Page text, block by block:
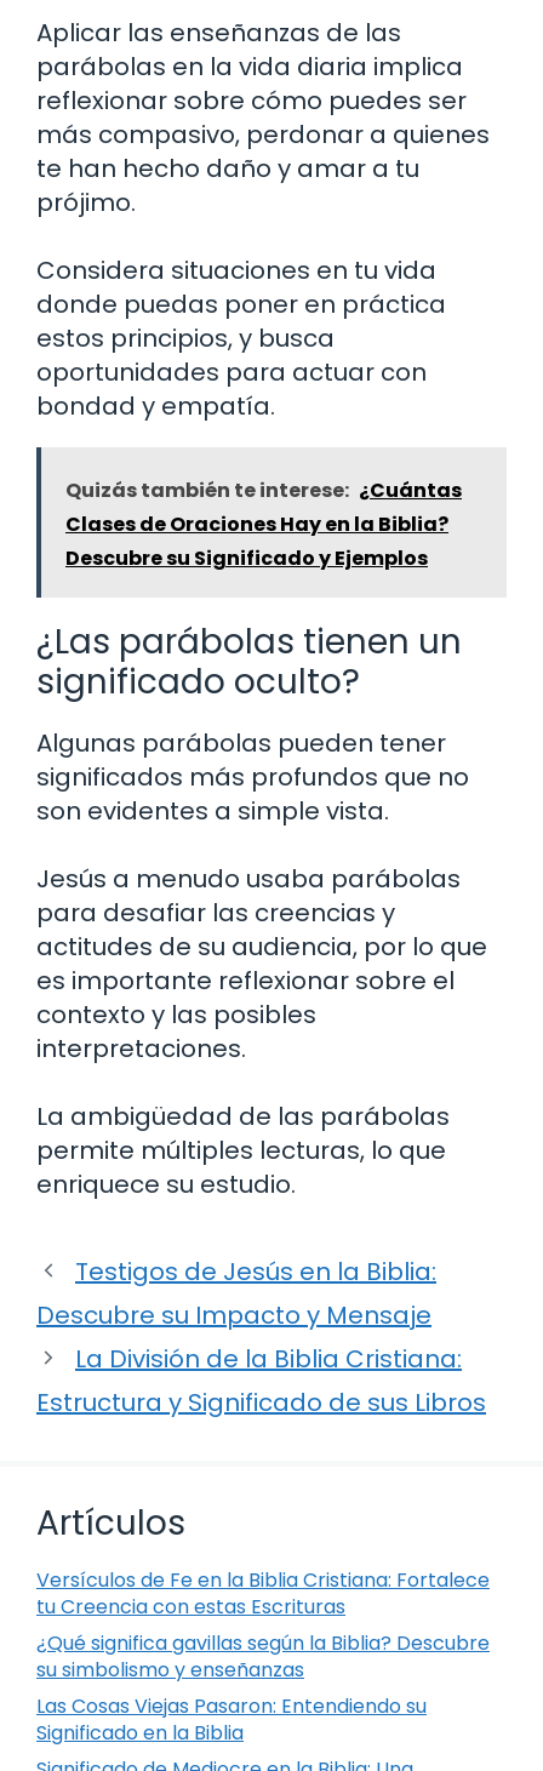
Aplicar las enseñanzas de las
parábolas en la vida diaria implica
reflexionar sobre cómo puedes ser
más compasivo, perdonar a quienes
te han hecho daño y amar a tu
prójimo.
Considera situaciones en tu vida
donde puedas poner en práctica
estos principios, y busca
oportunidades para actuar con
bondad y empatía.
Quizás también te interese: ¿Cuántas
Clases de Oraciones Hay en la Biblia?
Descubre su Significado y Ejemplos
¿Las parábolas tienen un
significado oculto?
Algunas parábolas pueden tener
significados más profundos que no
son evidentes a simple vista.
Jesús a menudo usaba parábolas
para desafiar las creencias y
actitudes de su audiencia, por lo que
es importante reflexionar sobre el
contexto y las posibles
interpretaciones.
La ambigüedad de las parábolas
permite múltiples lecturas, lo que
enriquece su estudio.
Testigos de Jesús en la Biblia:
Descubre su Impacto y Mensaje
La División de la Biblia Cristiana:
Estructura y Significado de sus Libros
Artículos
Versículos de Fe en la Biblia Cristiana: Fortalece
tu Creencia con estas Escrituras
¿Qué significa gavillas según la Biblia? Descubre
su simbolismo y enseñanzas
Las Cosas Viejas Pasaron: Entendiendo su
Significado en la Biblia